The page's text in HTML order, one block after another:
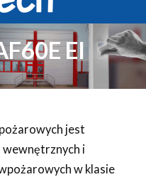
EI
jest
wewnętrznych i
w klasie